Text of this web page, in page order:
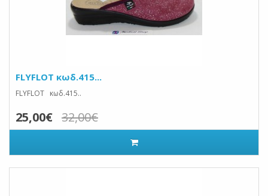
FLYFLOT κωδ.415...
FLYFLOT κωδ.415..
25,00€ 32,00€